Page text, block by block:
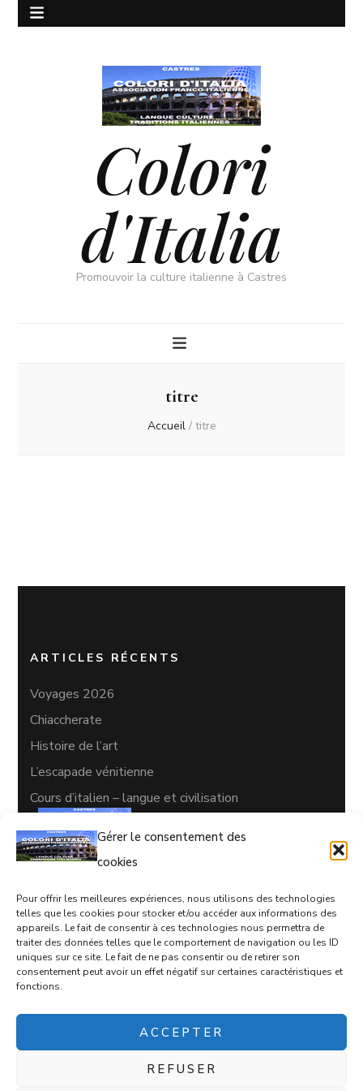
Gérer le consentement des
cookies
Pour offrir les meilleures expériences, nous utilisons des technologies
telles que les cookies pour stocker et/ou accéder aux informations des
appareils. Le fait de consentir à ces technologies nous permettra de
traiter des données telles que le comportement de navigation ou les ID
uniques sur ce site. Le fait de ne pas consentir ou de retirer son
consentement peut avoir un effet négatif sur certaines caractéristiques et
fonctions.
ACCEPTER
REFUSER
Colori
d'Italia
Promouvoir la culture italienne à Castres
titre
Accueil / titre
ARTICLES RÉCENTS
Voyages 2026
Chiaccherate
Histoire de l’art
L’escapade vénitienne
Cours d’italien – langue et civilisation
CONTACTS
05 63 35 77 08
coloriditalia@orange.fr
17 rue d'Empare, Castres, 81100